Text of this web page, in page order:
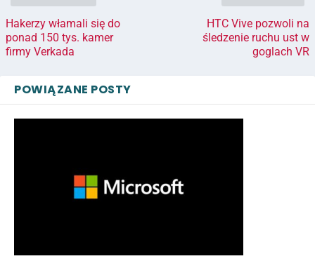
Hakerzy włamali się do
ponad 150 tys. kamer
firmy Verkada
HTC Vive pozwoli na
śledzenie ruchu ust w
goglach VR
POWIĄZANE POSTY